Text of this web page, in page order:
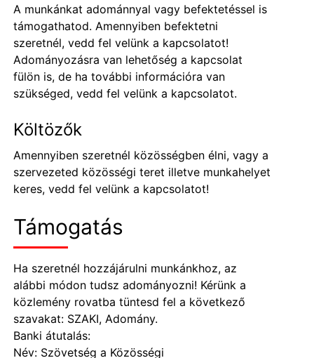
A munkánkat adománnyal vagy befektetéssel is
támogathatod. Amennyiben befektetni
szeretnél, vedd fel velünk a kapcsolatot!
Adományozásra van lehetőség a kapcsolat
fülön is, de ha további információra van
szükséged, vedd fel velünk a kapcsolatot.
Költözők
Amennyiben szeretnél közösségben élni, vagy a
szervezeted közösségi teret illetve munkahelyet
keres, vedd fel velünk a kapcsolatot!
Támogatás
Ha szeretnél hozzájárulni munkánkhoz, az
alábbi módon tudsz adományozni! Kérünk a
közlemény rovatba tüntesd fel a következő
szavakat: SZAKI, Adomány.
Banki átutalás:
Név: Szövetség a Közösségi